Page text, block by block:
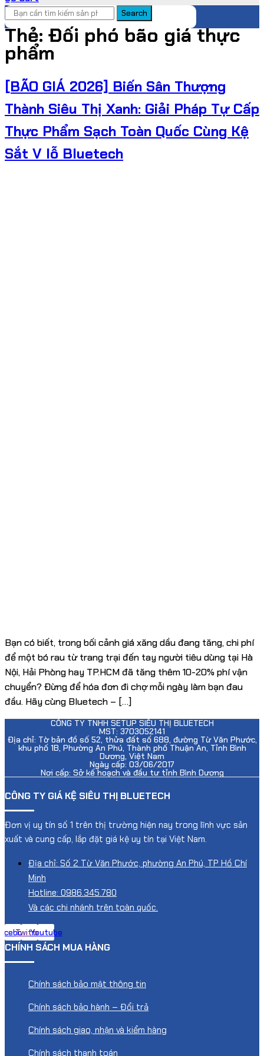
Search
Thẻ: Đối phó bão giá thực
phẩm
[BÃO GIÁ 2026] Biến Sân Thượng
Thành Siêu Thị Xanh: Giải Pháp Tự Cấp
Thực Phẩm Sạch Toàn Quốc Cùng Kệ
Sắt V lỗ Bluetech
Bạn có biết, trong bối cảnh giá xăng dầu đang tăng, chi phí
để một bó rau từ trang trại đến tay người tiêu dùng tại Hà
Nội, Hải Phòng hay TP.HCM đã tăng thêm 10-20% phí vận
chuyển? Đừng để hóa đơn đi chợ mỗi ngày làm bạn đau
đầu. Hãy cùng Bluetech – […]
CÔNG TY TNHH SETUP SIÊU THỊ BLUETECH
MST: 3703052141
Địa chỉ: Tờ bản đồ số 52, thửa đất số 688, đường Từ Văn Phước,
khu phố 1B, Phường An Phú, Thành phố Thuận An, Tỉnh Bình
Dương, Việt Nam
Ngày cấp: 03/06/2017
Nơi cấp: Sở kế hoạch và đầu tư tỉnh Bình Dương
CÔNG TY GIÁ KỆ SIÊU THỊ BLUETECH
Đơn vị uy tín số 1 trên thị trường hiện nay trong lĩnh vực sản
xuất và cung cấp, lắp đặt giá kệ uy tín tại Việt Nam.
Địa chỉ: Số 2 Từ Văn Phước, phường An Phú, TP Hồ Chí
Minh
Hotline: 0986.345.780
Và các chi nhánh trên toàn quốc.
TwitterYoutube
CHÍNH SÁCH MUA HÀNG
Chính sách bảo mật thông tin
Chính sách bảo hành – Đổi trả
Chính sách giao, nhận và kiểm hàng
Chính sách thanh toán